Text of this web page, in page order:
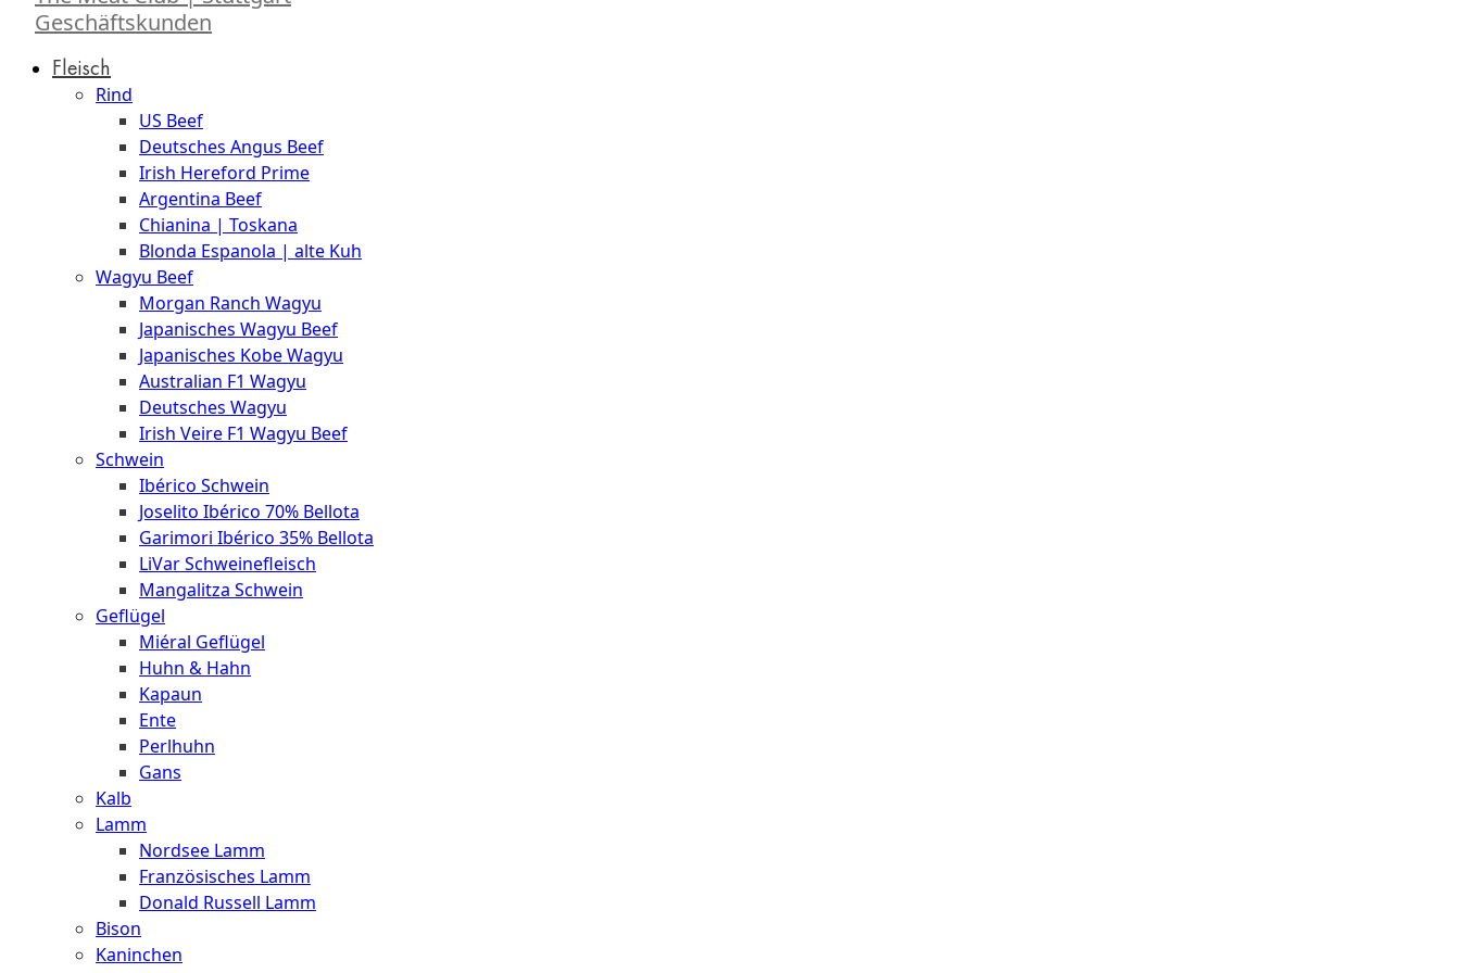
Geschäftskunden
Fleisch
Rind
US Beef
Deutsches Angus Beef
Irish Hereford Prime
Argentina Beef
Chianina | Toskana
Blonda Espanola | alte Kuh
Wagyu Beef
Morgan Ranch Wagyu
Japanisches Wagyu Beef
Japanisches Kobe Wagyu
Australian F1 Wagyu
Deutsches Wagyu
Irish Veire F1 Wagyu Beef
Schwein
Ibérico Schwein
Joselito Ibérico 70% Bellota
Garimori Ibérico 35% Bellota
LiVar Schweinefleisch
Mangalitza Schwein
Geflügel
Miéral Geflügel
Huhn & Hahn
Kapaun
Ente
Perlhuhn
Gans
Kalb
Lamm
Nordsee Lamm
Französisches Lamm
Donald Russell Lamm
Bison
Kaninchen